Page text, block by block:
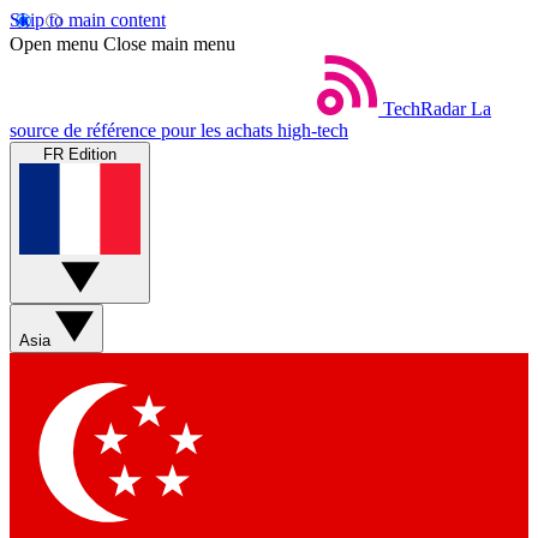
Skip to main content
Open menu Close main menu
TechRadar La
source de référence pour les achats high-tech
FR Edition
Asia